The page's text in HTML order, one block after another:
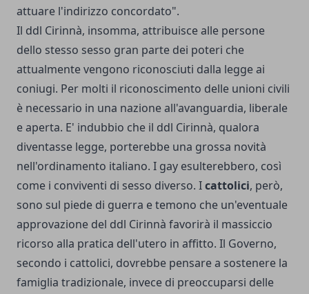
attuare l'indirizzo concordato".
Il ddl Cirinnà, insomma, attribuisce alle persone
dello stesso sesso gran parte dei poteri che
attualmente vengono riconosciuti dalla legge ai
coniugi. Per molti il riconoscimento delle unioni civili
è necessario in una nazione all'avanguardia, liberale
e aperta. E' indubbio che il ddl Cirinnà, qualora
diventasse legge, porterebbe una grossa novità
nell'ordinamento italiano. I gay esulterebbero, così
come i conviventi di sesso diverso. Icattolici, però,
sono sul piede di guerra e temono che un'eventuale
approvazione del ddl Cirinnà favorirà il massiccio
ricorso alla pratica dell'utero in affitto. Il Governo,
secondo i cattolici, dovrebbe pensare a sostenere la
famiglia tradizionale, invece di preoccuparsi delle